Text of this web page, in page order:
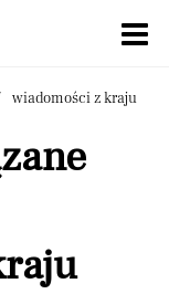
wiadomości z kraju